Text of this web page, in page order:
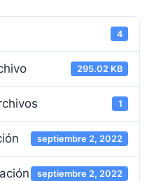
4
295.02 KB
1
septiembre 2, 2022
septiembre 2, 2022